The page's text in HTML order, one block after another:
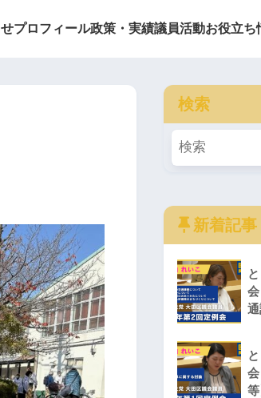
プロフィール政策・実績議員活動お役立ち
検索
新着記事
等